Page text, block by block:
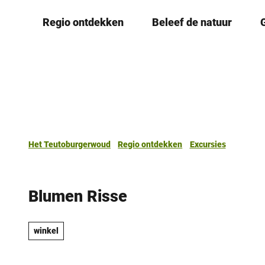
Regio ontdekken Beleef de natuur
Het Teutoburgerwoud Regio ontdekken
Excursies
Blumen Risse
winkel